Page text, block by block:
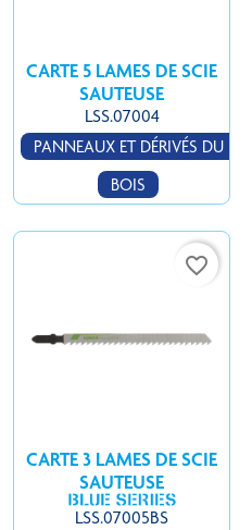
CARTE 5 LAMES DE SCIE
SAUTEUSE
LSS.07004
PANNEAUX ET DÉRIVÉS DU
BOIS
favorite_border
CARTE 3 LAMES DE SCIE
SAUTEUSE
LSS.07005BS